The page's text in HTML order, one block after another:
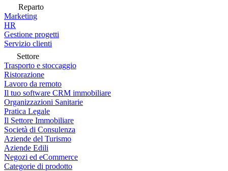
Reparto
Marketing
HR
Gestione progetti
Servizio clienti
Settore
Trasporto e stoccaggio
Ristorazione
Lavoro da remoto
Il tuo software CRM immobiliare
Organizzazioni Sanitarie
Pratica Legale
Il Settore Immobiliare
Società di Consulenza
Aziende del Turismo
Aziende Edili
Negozi ed eCommerce
Categorie di prodotto